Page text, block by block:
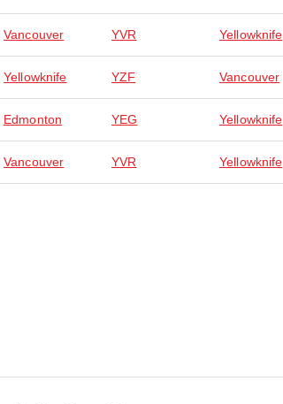
Vancouver YVR Yellowknife
Yellowknife YZF Vancouver
Edmonton YEG Yellowknife
Vancouver YVR Yellowknife